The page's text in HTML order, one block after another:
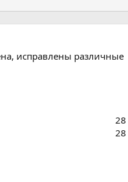
исправлены различные